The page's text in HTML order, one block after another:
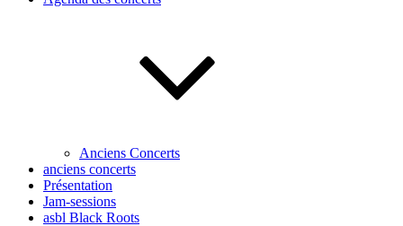
Anciens Concerts
anciens concerts
Présentation
Jam-sessions
asbl Black Roots